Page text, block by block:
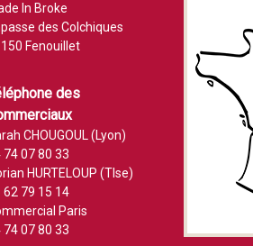
In Broke
des Colchiques
Fenouillet
des
CHOUGOUL (Lyon)
74 07 80 33
HURTELOUP (Tlse)
62 79 15 14
Paris
74 07 80 33